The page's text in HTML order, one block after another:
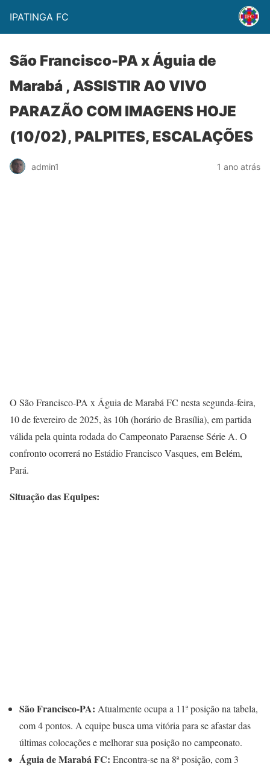
IPATINGA FC
São Francisco-PA x Águia de
Marabá , ASSISTIR AO VIVO
PARAZÃO COM IMAGENS HOJE
(10/02), PALPITES, ESCALAÇÕES
admin1 1 ano atrás
O São Francisco-PA x Águia de Marabá FC nesta segunda-feira,
10 de fevereiro de 2025, às 10h (horário de Brasília), em partida
válida pela quinta rodada do Campeonato Paraense Série A. O
confronto ocorrerá no Estádio Francisco Vasques, em Belém,
Pará.
Situação das Equipes:
São Francisco-PA: Atualmente ocupa a 11ª posição na tabela,
com 4 pontos. A equipe busca uma vitória para se afastar das
últimas colocações e melhorar sua posição no campeonato.
Águia de Marabá FC: Encontra-se na 8ª posição, com 3